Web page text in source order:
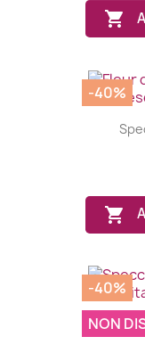


-40%
-40%
NON